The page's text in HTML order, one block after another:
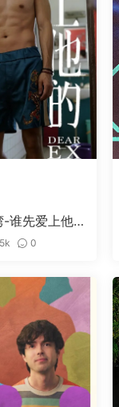
信息，请手动登
页面，或者到付款
会员账号可查看本
载时，请务必全
」-然后「点击下
-谁先爱上他
0